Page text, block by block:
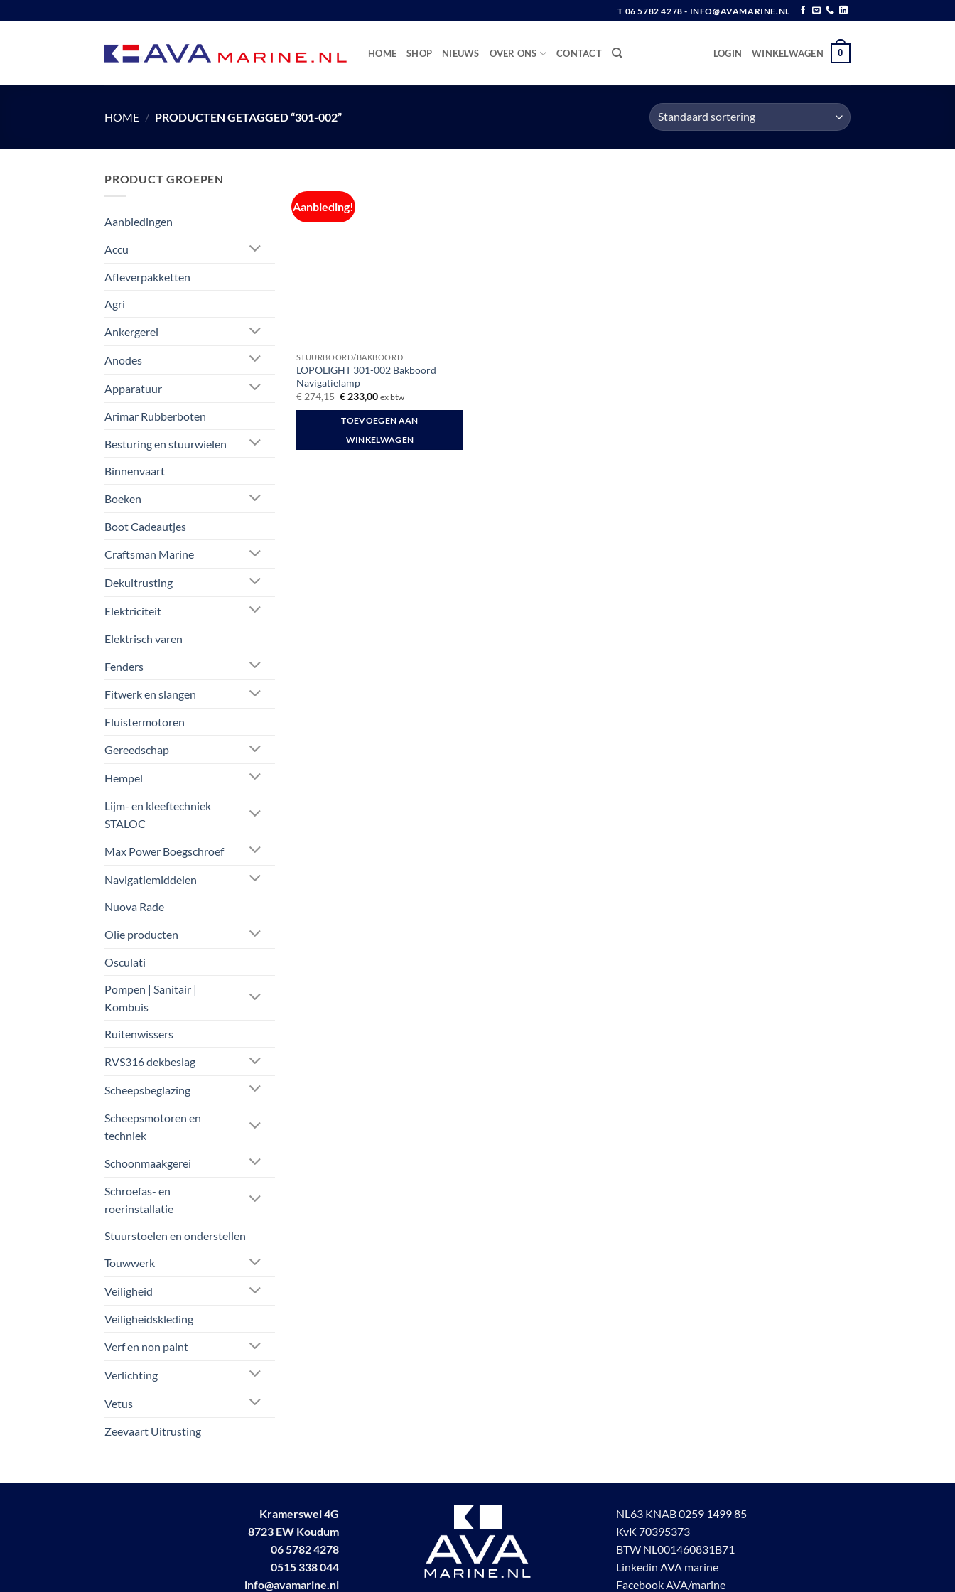
naar
T 06 5782 4278 - INFO@AVAMARINE.NL
HOME SHOP NIEUWS OVER ONS CONTACT LOGIN WINKELWAGEN 0
HOME / PRODUCTEN GETAGGED “301-002”
PRODUCT GROEPEN
Aanbiedingen
Accu
Afleverpakketten
Agri
Ankergerei
Anodes
Apparatuur
Arimar Rubberboten
Besturing en stuurwielen
Binnenvaart
Boeken
Boot Cadeautjes
Craftsman Marine
Dekuitrusting
Elektriciteit
Elektrisch varen
Fenders
Fitwerk en slangen
Fluistermotoren
Gereedschap
Hempel
Lijm- en kleeftechniek
STALOC
Max Power Boegschroef
Navigatiemiddelen
Nuova Rade
Olie producten
Osculati
Pompen | Sanitair |
Kombuis
Ruitenwissers
RVS316 dekbeslag
Scheepsbeglazing
Scheepsmotoren en
techniek
Schoonmaakgerei
Schroefas- en
roerinstallatie
Stuurstoelen en onderstellen
Touwwerk
Veiligheid
Veiligheidskleding
Verf en non paint
Verlichting
Vetus
Zeevaart Uitrusting
Aanbieding!
STUURBOORD/BAKBOORD
LOPOLIGHT 301-002 Bakboord
Navigatielamp
€274,15 Oorspronkelijke
was:
€ 274,15.
€233,00Huidige
is:
€ 233,00.
ex btw
TOEVOEGEN AAN
WINKELWAGEN
Kramerswei 4G
8723 EW Koudum
06 5782 4278
0515 338 044
info@avamarine.nl
NL63 KNAB 0259 1499 85
KvK 70395373
BTW NL001460831B71
Linkedin AVA marine
Facebook AVA/marine